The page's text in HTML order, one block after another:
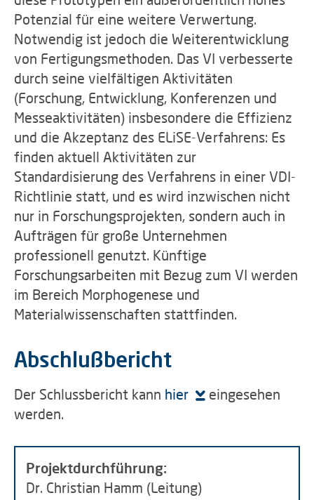
Potenzial für eine weitere Verwertung.
Notwendig ist jedoch die Weiterentwicklung
von Fertigungsmethoden. Das VI verbesserte
durch seine vielfältigen Aktivitäten
(Forschung, Entwicklung, Konferenzen und
Messeaktivitäten) insbesondere die Effizienz
und die Akzeptanz des ELiSE-Verfahrens: Es
finden aktuell Aktivitäten zur
Standardisierung des Verfahrens in einer VDI-
Richtlinie statt, und es wird inzwischen nicht
nur in Forschungsprojekten, sondern auch in
Aufträgen für große Unternehmen
professionell genutzt. Künftige
Forschungsarbeiten mit Bezug zum VI werden
im Bereich Morphogenese und
Materialwissenschaften stattfinden.
Abschlußbericht
Der Schlussbericht kann hier
eingesehen
werden.
Projektdurchführung:
Dr. Christian Hamm (Leitung)